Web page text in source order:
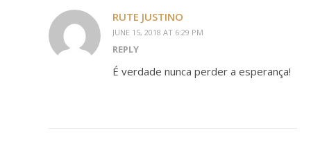
RUTE JUSTINO
JUNE 15, 2018 AT 6:29 PM
REPLY
É verdade nunca perder a esperança!